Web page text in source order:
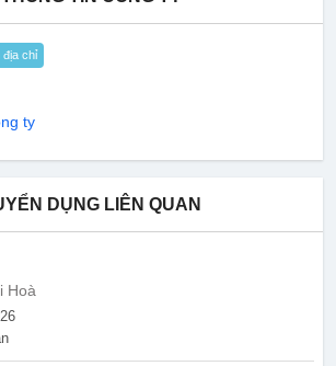
địa chỉ
ty
DỤNG LIÊN QUAN
Hoà